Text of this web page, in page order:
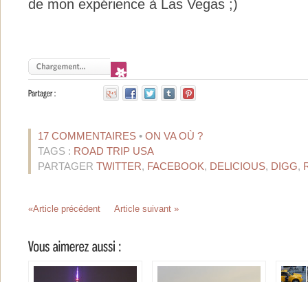
de mon expérience à Las Vegas ;)
17 COMMENTAIRES • ON VA OÙ ?
TAGS : ROAD TRIP USA
PARTAGER TWITTER, FACEBOOK, DELICIOUS, DIGG,
«Article précédent Article suivant »